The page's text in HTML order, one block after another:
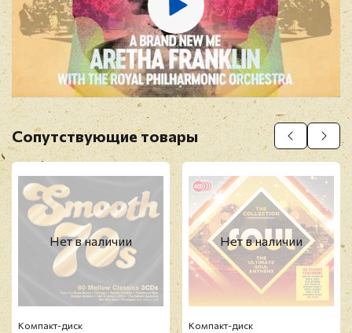
Отзыв*
Прикрепить фото
Оставить отзыв
Перед публикацией отзывы проходят
модерацию
Сопутствующие товары
Нет в наличии
Компакт-диск
Нет в наличии
Компакт-диск